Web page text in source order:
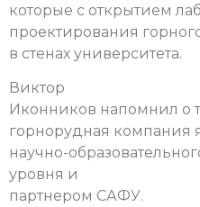
которые с открытием
проектирования
в стенах университета.
Виктор
Иконников напомнил о
горнорудная компания
научно-
уровня и
партнером САФУ.